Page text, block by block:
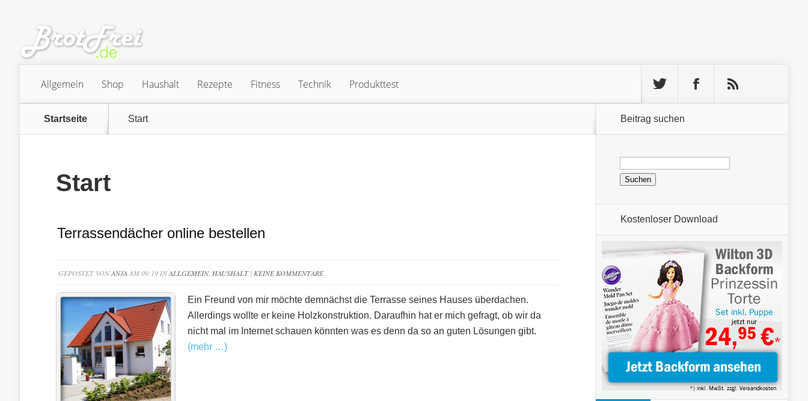
Allgemein Shop Haushalt Rezepte Fitness Technik Produkttest
Startseite Start
Start
Terrassendächer online bestellen
GEPOSTET VONANJA AM 09:19 INALLGEMEIN, HAUSHALT| KEINE KOMMENTARE
Ein Freund von mir möchte demnächst die Terrasse seines Hauses überdachen.
Allerdings wollte er keine Holzkonstruktion. Daraufhin hat er mich gefragt, ob wir da
nicht mal im Internet schauen könnten was es denn da so an guten Lösungen gibt.
(mehr …)
Beitrag suchen
Suchen
Kostenloser Download